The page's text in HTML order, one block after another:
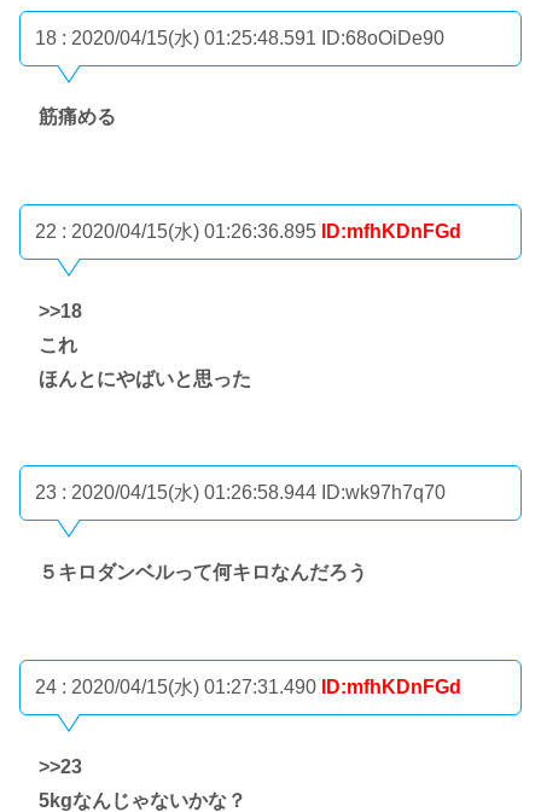
18 : 2020/04/15(水) 01:25:48.591 ID:68oOiDe90
筋痛める
22 : 2020/04/15(水) 01:26:36.895 ID:mfhKDnFGd
>>18
これ
ほんとにやばいと思った
23 : 2020/04/15(水) 01:26:58.944 ID:wk97h7q70
５キロダンベルって何キロなんだろう
24 : 2020/04/15(水) 01:27:31.490 ID:mfhKDnFGd
>>23
5kgなんじゃないかな？